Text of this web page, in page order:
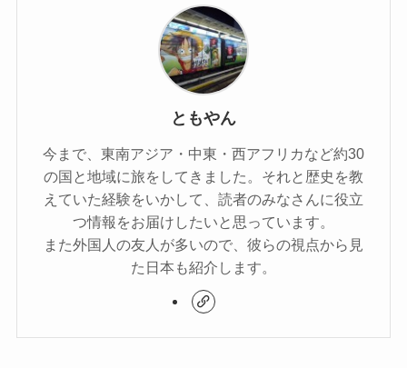
ともやん
今まで、東南アジア・中東・西アフリカなど約30
の国と地域に旅をしてきました。それと歴史を教
えていた経験をいかして、読者のみなさんに役立
つ情報をお届けしたいと思っています。
また外国人の友人が多いので、彼らの視点から見
た日本も紹介します。